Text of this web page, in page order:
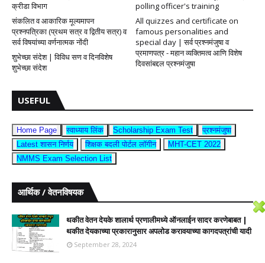
क्रीडा विभाग
polling officer's training
संकलित व आकारिक मूल्यमापन
प्रश्नपत्रिका (प्रथम सत्र व द्वितीय सत्र) व
सर्व विषयांच्या वर्णनात्मक नोंदी
All quizzes and certificate on
famous personalities and
special day | सर्व प्रश्नमंजुषा व
प्रमाणपत्र - महान व्यक्तिमत्व आणि विशेष
दिवसांबद्दल प्रश्नमंजुषा
शुभेच्छा संदेश | विविध सण व दिनविशेष
शुभेच्छा संदेश
USEFUL
Home Page स्वाध्याय लिंक Scholarship Exam Test
प्रश्नमंजुषा
Latest शासन निर्णय
शिक्षक बदली पोर्टल लॉगीन
MHT-CET 2022
NMMS Exam Selection List
आर्थिक / वेतनविषयक
थकीत वेतन देयके शालार्थ प्रणालीमध्ये ऑनलाईन सादर करणेबाबत |
थकीत देयकाच्या प्रकारानुसार अपलोड करावयाच्या कागदपत्रांची यादी
September 28, 2024